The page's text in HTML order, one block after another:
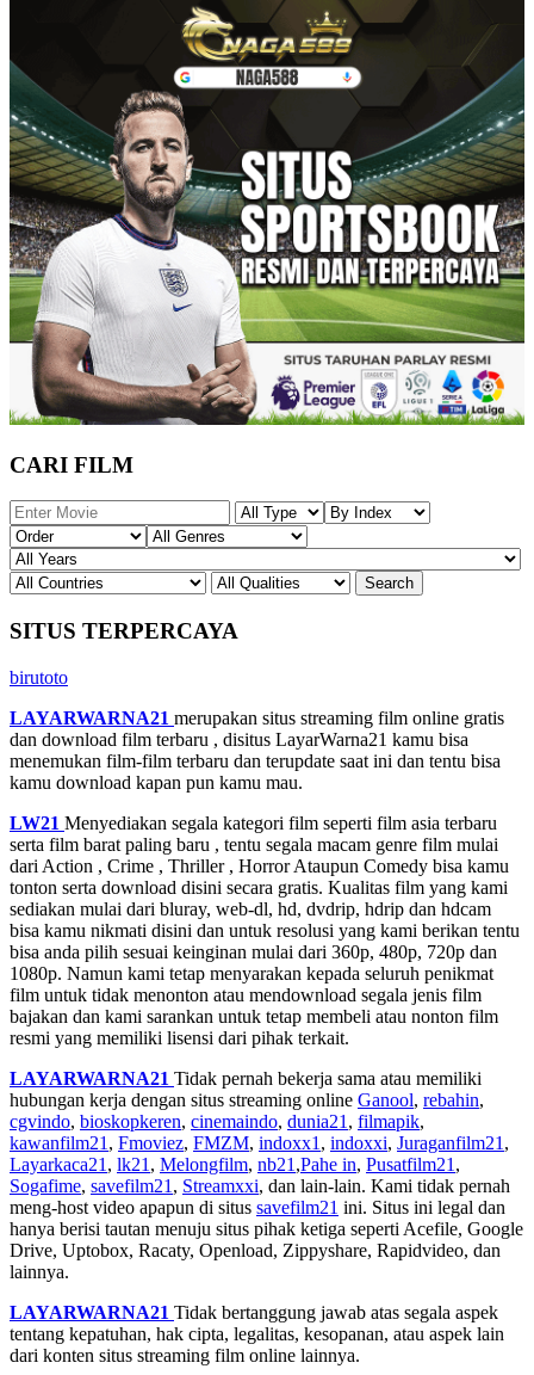
CARI FILM
SITUS TERPERCAYA
birutoto
LAYARWARNA21 merupakan situs streaming film online gratis
dan download film terbaru , disitus LayarWarna21 kamu bisa
menemukan film-film terbaru dan terupdate saat ini dan tentu bisa
kamu download kapan pun kamu mau.
LW21 Menyediakan segala kategori film seperti film asia terbaru
serta film barat paling baru , tentu segala macam genre film mulai
dari Action , Crime , Thriller , Horror Ataupun Comedy bisa kamu
tonton serta download disini secara gratis. Kualitas film yang kami
sediakan mulai dari bluray, web-dl, hd, dvdrip, hdrip dan hdcam
bisa kamu nikmati disini dan untuk resolusi yang kami berikan tentu
bisa anda pilih sesuai keinginan mulai dari 360p, 480p, 720p dan
1080p. Namun kami tetap menyarakan kepada seluruh penikmat
film untuk tidak menonton atau mendownload segala jenis film
bajakan dan kami sarankan untuk tetap membeli atau nonton film
resmi yang memiliki lisensi dari pihak terkait.
LAYARWARNA21 Tidak pernah bekerja sama atau memiliki
hubungan kerja dengan situs streaming online Ganool, rebahin,
cgvindo, bioskopkeren, cinemaindo, dunia21 , filmapik,
kawanfilm21 , Fmoviez, FMZM, indoxx1 , indoxxi, Juraganfilm21 ,
Layarkaca21 , lk21 , Melongfilm, nb21 ,Pahe in, Pusatfilm21 ,
Sogafime, savefilm21 , Streamxxi, dan lain-lain. Kami tidak pernah
meng-host video apapun di situs savefilm21 ini. Situs ini legal dan
hanya berisi tautan menuju situs pihak ketiga seperti Acefile, Google
Drive, Uptobox, Racaty, Openload, Zippyshare, Rapidvideo, dan
lainnya.
LAYARWARNA21 Tidak bertanggung jawab atas segala aspek
tentang kepatuhan, hak cipta, legalitas, kesopanan, atau aspek lain
dari konten situs streaming film online lainnya.